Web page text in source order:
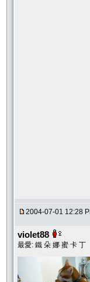
2004-07-01 12:28
violet88
最愛: 鐵 朵 娜 蜜 卡 丁